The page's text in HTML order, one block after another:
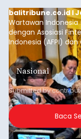
balitribune.co.id I
Wartawan Indonesia
dengan Asosiasi
Indonesia (AFPI)
(OJK) menggelar
untuk Inklusi
Kepentingan Publik"
Tani) Jakarta,
Nasional
Submitted by
Baca